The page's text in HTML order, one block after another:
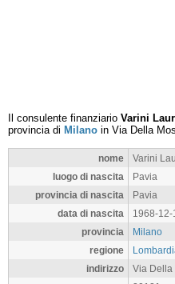
Il consulente finanziario Varini
provincia di Milano in Via Della
nome
Varini
luogo di nascita
Pavia
provincia di nascita
Pavia
data di nascita
1968-12-
provincia
Milano
regione
indirizzo
Via Della